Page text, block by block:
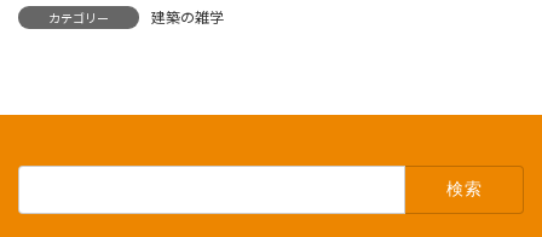
カテゴリー 建築の雑学
検